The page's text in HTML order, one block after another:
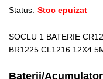
Status: Stoc epuizat
SOCLU 1 BATERIE
BR1225 CL1216
Baterii/